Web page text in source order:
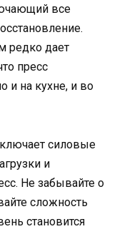
все
редко дает
пресс
и на кухне, и во
силовые
и
Не забывайте о
сложность
становится